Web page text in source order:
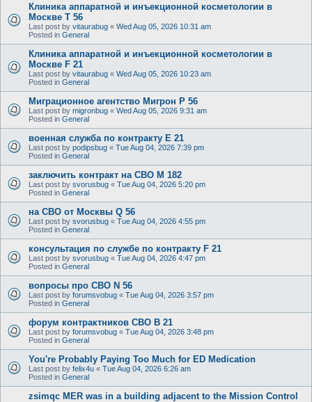
Клиника аппаратной и инъекционной косметологии в
Москве T 56
Last post by vitaurabug « Wed Aug 05, 2026 10:31 am
Posted in General
Клиника аппаратной и инъекционной косметологии в
Москве F 21
Last post by vitaurabug « Wed Aug 05, 2026 10:23 am
Posted in General
Миграционное агентство Мигрон P 56
Last post by migronbug « Wed Aug 05, 2026 9:31 am
Posted in General
военная служба по контракту E 21
Last post by podipsbug « Tue Aug 04, 2026 7:39 pm
Posted in General
заключить контракт на СВО M 182
Last post by svorusbug « Tue Aug 04, 2026 5:20 pm
Posted in General
на СВО от Москвы Q 56
Last post by svorusbug « Tue Aug 04, 2026 4:55 pm
Posted in General
консультация по службе по контракту F 21
Last post by svorusbug « Tue Aug 04, 2026 4:47 pm
Posted in General
вопросы про СВО N 56
Last post by forumsvobug « Tue Aug 04, 2026 3:57 pm
Posted in General
форум контрактников СВО B 21
Last post by forumsvobug « Tue Aug 04, 2026 3:48 pm
Posted in General
You're Probably Paying Too Much for ED Medication
Last post by felix4u « Tue Aug 04, 2026 6:26 am
Posted in General
zsimqc MER was in a building adjacent to the Mission Control